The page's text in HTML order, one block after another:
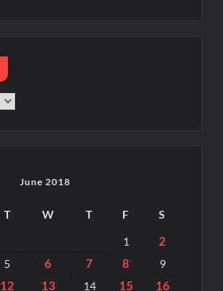
June 2018
T W T F
S
1
2
5 6 7 8 9
12 13 14 15
16